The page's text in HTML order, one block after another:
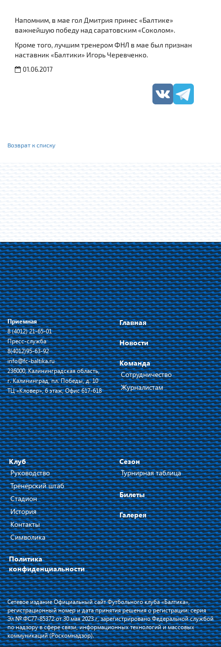
Напомним, в мае гол Дмитрия принес «Балтике»
важнейшую победу над саратовским «Соколом».
Кроме того, лучшим тренером ФНЛ в мае был признан
наставник «Балтики» Игорь Черевченко.
01.06.2017
Возврат к списку
Приемная
8 (4012) 21-65-01
Пресс-служба
8(4012)95-63-92
info@fc-baltika.ru
236000, Калининградская область,
г. Калининград, пл. Победы, д. 10
ТЦ «Кловер», 6 этаж, Офис 617-618
Главная
Новости
Команда
Сотрудничество
Журналистам
Клуб
Руководство
Тренерский штаб
Стадион
История
Контакты
Символика
Политика
конфиденциальности
Сезон
Турнирная таблица
Билеты
Галерея
Сетевое издание Официальный сайт Футбольного клуба «Балтика»,
регистрационный номер и дата принятия решения о регистрации: серия
Эл № ФС77-85372 от 30 мая 2023 г, зарегистрировано Федеральной службой
по надзору в сфере связи, информационных технологий и массовых
коммуникаций (Роскомнадзор).